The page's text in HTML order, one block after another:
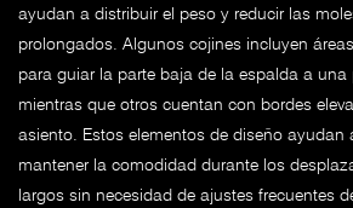
ayudan a distribuir el peso y reducir las
prolongados. Algunos cojines incluyen
para guiar la parte baja de la espalda a una
mientras que otros cuentan con bordes
asiento. Estos elementos de diseño ayudan
mantener la comodidad durante los
largos sin necesidad de ajustes frecuentes